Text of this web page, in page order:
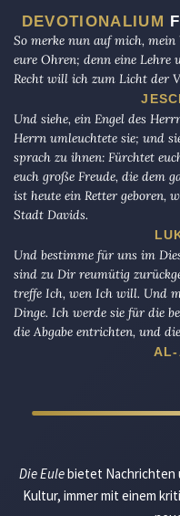
DEVOTIONALIUM
So merke nun auf mich,
eure Ohren; denn eine
Recht will ich zum Licht der
Und siehe, ein Engel des
Herrn umleuchtete sie; und
sprach zu ihnen: Fürchtet
euch große Freude, die dem
ist heute ein Retter geboren,
Stadt Davids.
Und bestimme für uns im
sind zu Dir reumütig
treffe Ich, wen Ich will. Und
Dinge. Ich werde sie für die
die Abgabe entrichten, und
Die Eulebietet Nachrichten
Kultur, immer mit einem